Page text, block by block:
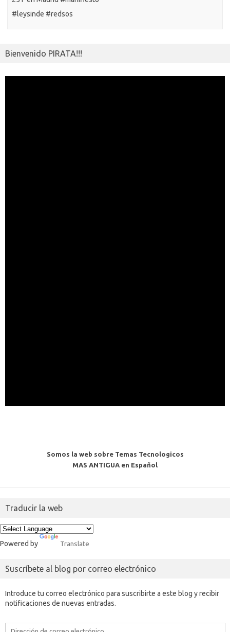
#leysinde #redsos
Bienvenido PIRATA!!!
Somos la web sobre Temas Tecnologicos
MAS ANTIGUA en Español
Traducir la web
Powered by Translate
Suscríbete al blog por correo electrónico
Introduce tu correo electrónico para suscribirte a este blog y recibir
notificaciones de nuevas entradas.
Dirección